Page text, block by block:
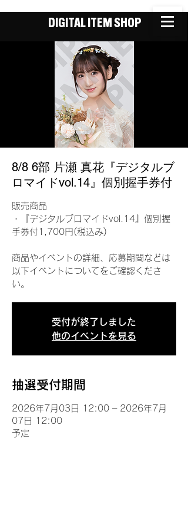
DIGITAL ITEM SHOP
8/8 6部 片瀬 真花『デジタルブ
ロマイドvol.14』個別握手券付
販売商品
・『デジタルブロマイドvol.14』個別握
手券付1,700円(税込み)
商品やイベントの詳細、応募期間などは
以下イベントについてをご確認くださ
い。
受付が終了しました
他のイベントを見る
抽選受付期間
2026年7月03日 12:00 – 2026年7月
07日 12:00
予定